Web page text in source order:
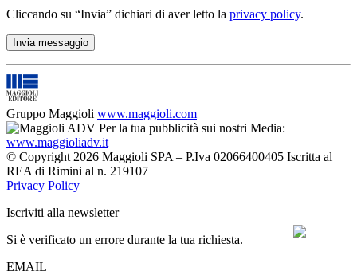
Cliccando su “Invia” dichiari di aver letto la privacy policy.
Gruppo Maggioli www.maggioli.com
Per la tua pubblicità sui nostri Media:
www.maggioliadv.it
© Copyright 2026 Maggioli SPA – P.Iva 02066400405 Iscritta al
REA di Rimini al n. 219107
Privacy Policy
Iscriviti alla newsletter
Si è verificato un errore durante la tua richiesta.
EMAIL